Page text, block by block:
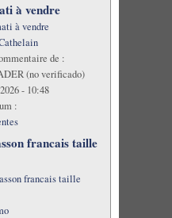
à vendre
à vendre
de :
(no verificado)
- 10:48
:
francais taille
francais taille